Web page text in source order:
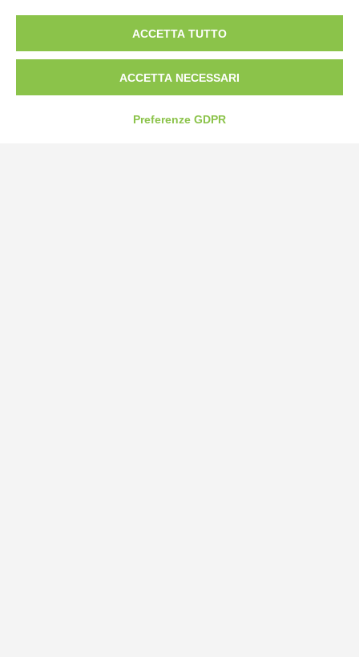
ACCETTA TUTTO
ACCETTA NECESSARI
Preferenze GDPR